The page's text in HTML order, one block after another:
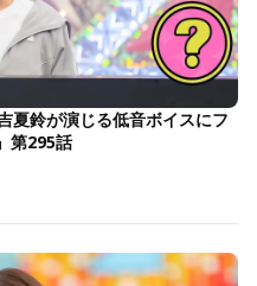
夏鈴が演じる低音ボイスにフ
第295話